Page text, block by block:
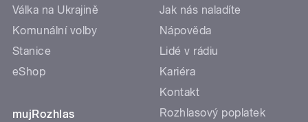
Válka na Ukrajině
Komunální volby
Stanice
eShop
mujRozhlas
Jak nás naladíte
Nápověda
Lidé v rádiu
Kariéra
Kontakt
Rozhlasový poplatek